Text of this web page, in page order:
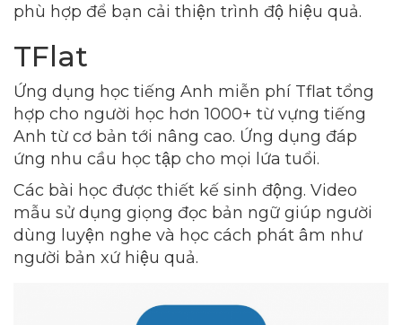
phù hợp để bạn cải thiện trình độ hiệu quả.
TFlat
Ứng dụng học tiếng Anh miễn phí Tflat tổng
hợp cho người học hơn 1000+ từ vựng tiếng
Anh từ cơ bản tới nâng cao. Ứng dụng đáp
ứng nhu cầu học tập cho mọi lứa tuổi.
Các bài học được thiết kế sinh động. Video
mẫu sử dụng giọng đọc bản ngữ giúp người
dùng luyện nghe và học cách phát âm như
người bản xứ hiệu quả.